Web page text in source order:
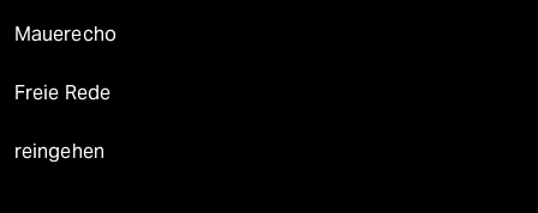
Mauerecho
Freie Rede
reingehen